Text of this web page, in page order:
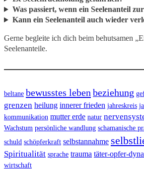
Was passiert, wenn ein Seelenanteil
Kann ein Seelenanteil auch wieder
Gerne begleite ich dich beim behutsamen
Seelenanteile.
beltane bewusstes lebenbeziehung
grenzen heilung innerer frieden jahreskreis
kommunikation mutter erde natur
Wachstum persönliche wandlung schamanische
schuld schöpferkraft selbstannahme
Spiritualität sprache trauma täter-opfer-
wirtschaft